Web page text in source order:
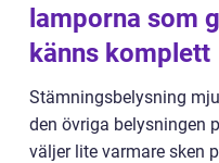
lamporna som
känns komplett
Stämningsbelysning
den övriga belysningen
väljer lite varmare sken